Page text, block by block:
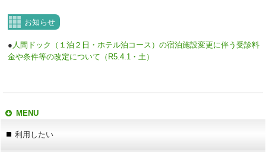
お知らせ
● 人間ドック（１泊２日・ホテル泊コース）の宿泊施設変更に伴う受診料
金や条件等の改定について（R5.4.1・土）
MENU
利用したい